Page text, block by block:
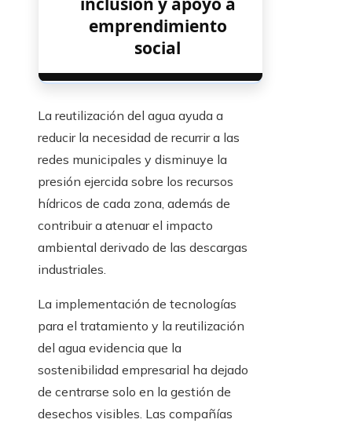
emprendimiento
social
La reutilización del agua ayuda a
reducir la necesidad de recurrir a las
redes municipales y disminuye la
presión ejercida sobre los recursos
hídricos de cada zona, además de
contribuir a atenuar el impacto
ambiental derivado de las descargas
industriales.
La implementación de tecnologías
para el tratamiento y la reutilización
del agua evidencia que la
sostenibilidad empresarial ha dejado
de centrarse solo en la gestión de
desechos visibles. Las compañías